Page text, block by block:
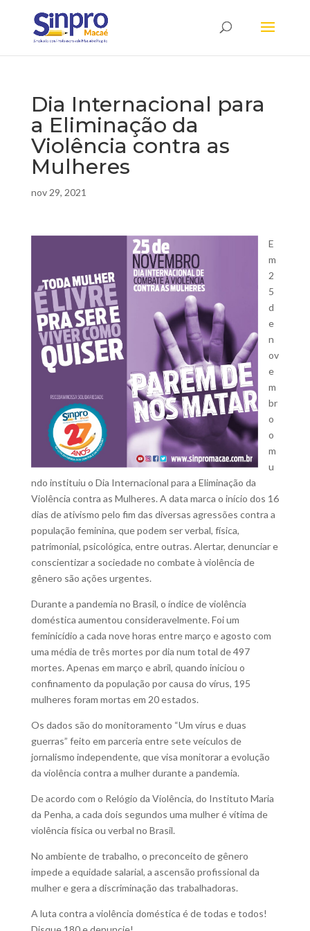
Dia Internacional para
a Eliminação da
Violência contra as
Mulheres
nov 29, 2021
E
m
2
5
d
e
n
ov
e
m
br
o
o
m
u
ndo instituiu o Dia Internacional para a Eliminação da
Violência contra as Mulheres. A data marca o início dos 16
dias de ativismo pelo fim das diversas agressões contra a
população feminina, que podem ser verbal, física,
patrimonial, psicológica, entre outras. Alertar, denunciar e
conscientizar a sociedade no combate à violência de
gênero são ações urgentes.
Durante a pandemia no Brasil, o índice de violência
doméstica aumentou consideravelmente. Foi um
feminicídio a cada nove horas entre março e agosto com
uma média de três mortes por dia num total de 497
mortes. Apenas em março e abril, quando iniciou o
confinamento da população por causa do vírus, 195
mulheres foram mortas em 20 estados.
Os dados são do monitoramento “Um vírus e duas
guerras” feito em parceria entre sete veículos de
jornalismo independente, que visa monitorar a evolução
da violência contra a mulher durante a pandemia.
De acordo com o Relógio da Violência, do Instituto Maria
da Penha, a cada dois segundos uma mulher é vítima de
violência física ou verbal no Brasil.
No ambiente de trabalho, o preconceito de gênero
impede a equidade salarial, a ascensão profissional da
mulher e gera a discriminação das trabalhadoras.
A luta contra a violência doméstica é de todas e todos!